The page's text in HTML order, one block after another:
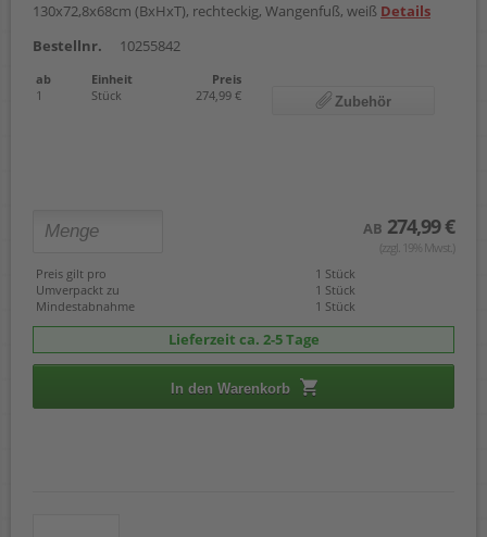
130x72,8x68cm (BxHxT), rechteckig, Wangenfuß, weiß Details
Bestellnr.
10255842
ab Einheit
Preis
1
Stück 274,99 € Zubehör
AB 274,99 €
(zzgl. 19% Mwst.)
Preis gilt pro
1 Stück
Umverpackt zu
1 Stück
Mindestabnahme
1 Stück
Lieferzeit ca. 2-5 Tage
In den Warenkorb